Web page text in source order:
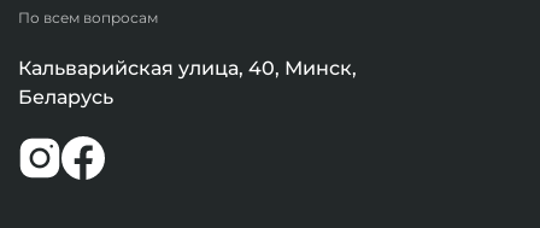
По всем вопросам
Кальварийская улица, 40, Минск,
Беларусь